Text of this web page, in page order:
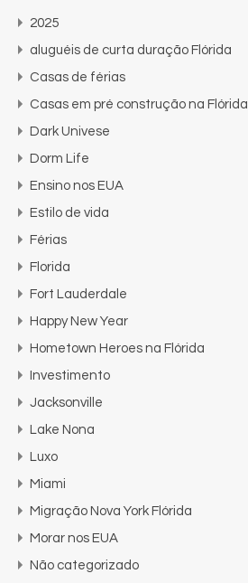
2025
aluguéis de curta duração Flórida
Casas de férias
Casas em pré construção na Flórida
Dark Univese
Dorm Life
Ensino nos EUA
Estilo de vida
Férias
Florida
Fort Lauderdale
Happy New Year
Hometown Heroes na Flórida
Investimento
Jacksonville
Lake Nona
Luxo
Miami
Migração Nova York Flórida
Morar nos EUA
Não categorizado